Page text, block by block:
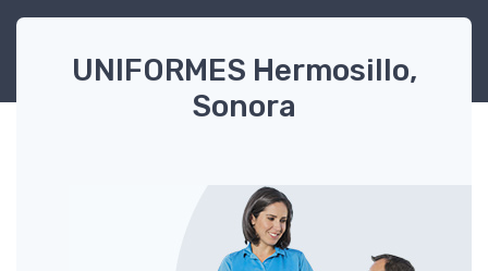
UNIFORMES Hermosillo,
Sonora